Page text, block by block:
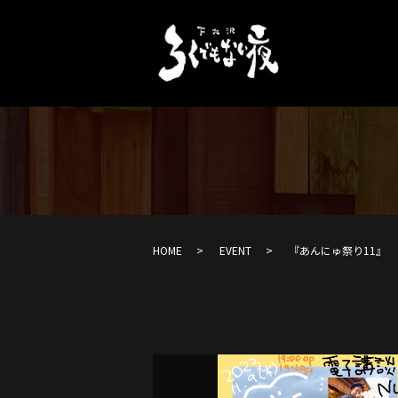
HOME EVENT 『あんにゅ祭り11』